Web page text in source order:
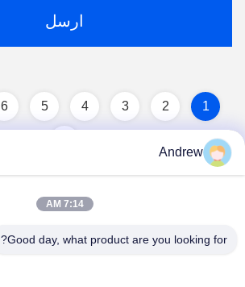
ارسل
1
2
3
4
5
6
Andrew
7:14 AM
Good day, what product are you looking for?